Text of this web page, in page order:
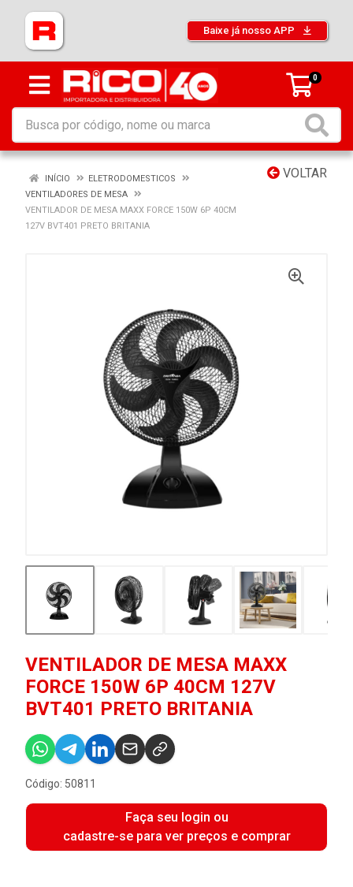
Baixe já nosso APP
0
VOLTAR
INÍCIO
ELETRODOMESTICOS
VENTILADORES DE MESA
VENTILADOR DE MESA MAXX FORCE 150W 6P 40CM
127V BVT401 PRETO BRITANIA
VENTILADOR DE MESA MAXX
FORCE 150W 6P 40CM 127V
BVT401 PRETO BRITANIA
Código: 50811
Faça seu login ou
cadastre-se para ver preços e comprar